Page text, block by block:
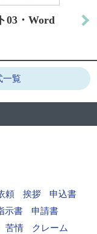
03・Word
一覧
頼 挨拶
申込書
示書
申請書
苦情
クレーム